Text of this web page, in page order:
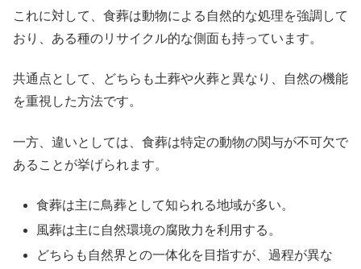
これに対して、食葬は動物による自然的な処理を強調して
おり、ある種のリサイクル的な側面も持っています。
共通点として、どちらも土葬や火葬と異なり、自然の機能
を重視した方法です。
一方、違いとしては、食葬は特定の動物の関与が不可欠で
あることが挙げられます。
食葬は主に鳥葬として知られる地域が多い。
風葬は主に自然環境の腐敗力を利用する。
どちらも自然界との一体化を目指すが、過程が異な